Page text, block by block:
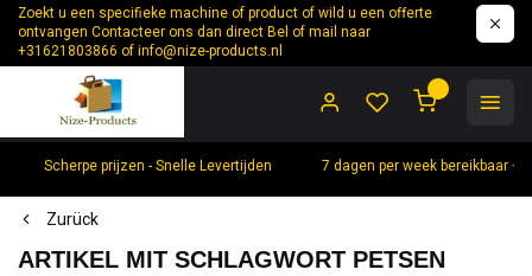
Zoekt u een specifieke machine of product of wild u een offerte
ontvangen Contacteer ons dan direct Bel of mail naar
+31621803866 ofinfo@nize-products.nl
Scherpe prijzen - Snelle Levertijden 7 dagen per week bereikbaar
Zurück
ARTIKEL MIT SCHLAGWORT PETSEN